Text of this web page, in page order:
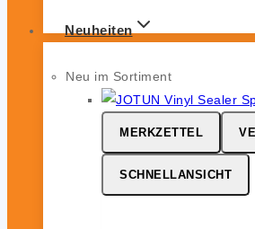
Neuheiten
Neu im Sortiment
MERKZETTEL
SCHNELLANSICHT